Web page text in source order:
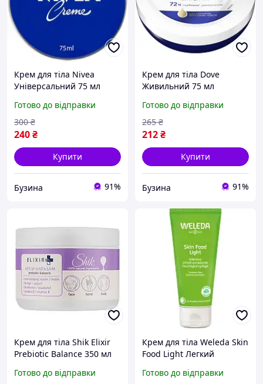
Крем для тіла Nivea
Універсальний 75 мл
Готово до відправки
240₴
300 ₴
Купити
Бузина 91%
Крем для тіла Dove
Живильний 75 мл
Готово до відправки
212₴
265 ₴
Купити
Бузина 91%
Крем для тіла Shik Elixir
Prebiotic Balance 350 мл
Готово до відправки
Крем для тіла Weleda Skin
Food Light Легкий
4133930 dim I comfort
Готово до відправки